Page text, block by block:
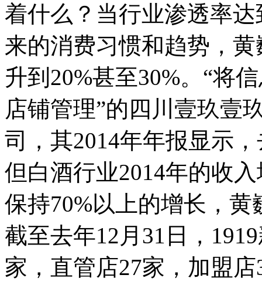
着什么？当行业渗透率
来的消费习惯和趋势，
升到20%甚至30%。“将
店铺管理”的四川壹玖壹
司，其2014年年报显示
但白酒行业2014年的收
保持70%以上的增长，
截至去年12月31日，
家，直管店27家，加盟